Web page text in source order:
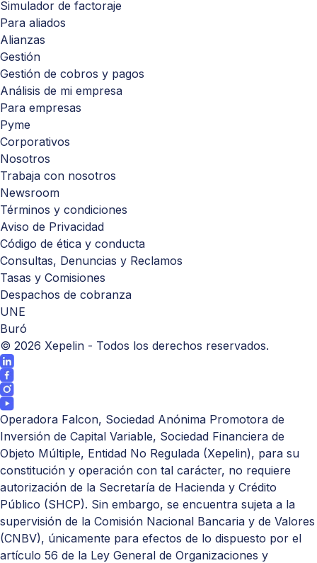
Simulador de factoraje
Para aliados
Alianzas
Gestión
Gestión de cobros y pagos
Análisis de mi empresa
Para empresas
Pyme
Corporativos
Nosotros
Trabaja con nosotros
Newsroom
Términos y condiciones
Aviso de Privacidad
Código de ética y conducta
Consultas, Denuncias y Reclamos
Tasas y Comisiones
Despachos de cobranza
UNE
Buró
© 2026 Xepelin - Todos los derechos reservados.
Operadora Falcon, Sociedad Anónima Promotora de
Inversión de Capital Variable, Sociedad Financiera de
Objeto Múltiple, Entidad No Regulada (Xepelin), para su
constitución y operación con tal carácter, no requiere
autorización de la Secretaría de Hacienda y Crédito
Público (SHCP). Sin embargo, se encuentra sujeta a la
supervisión de la Comisión Nacional Bancaria y de Valores
(CNBV), únicamente para efectos de lo dispuesto por el
artículo 56 de la Ley General de Organizaciones y